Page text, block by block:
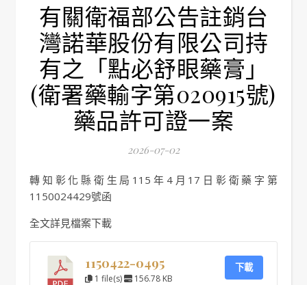
有關衛福部公告註銷台
灣諾華股份有限公司持
有之「點必舒眼藥膏」
(衛署藥輸字第020915號)
藥品許可證一案
2026-07-02
轉知彰化縣衛生局115年4月17日彰衛藥字第
1150024429號函
全文詳見檔案下載
1150422-0495
1 file(s) 156.78 KB
下載